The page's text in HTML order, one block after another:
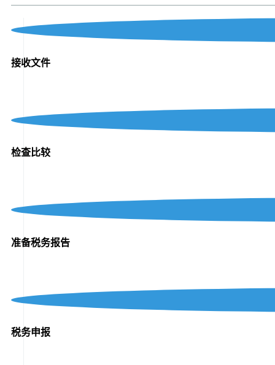
接收文件
检查比较
准备税务报告
税务申报